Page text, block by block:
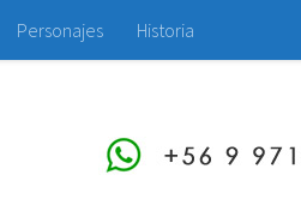
Personajes Historia